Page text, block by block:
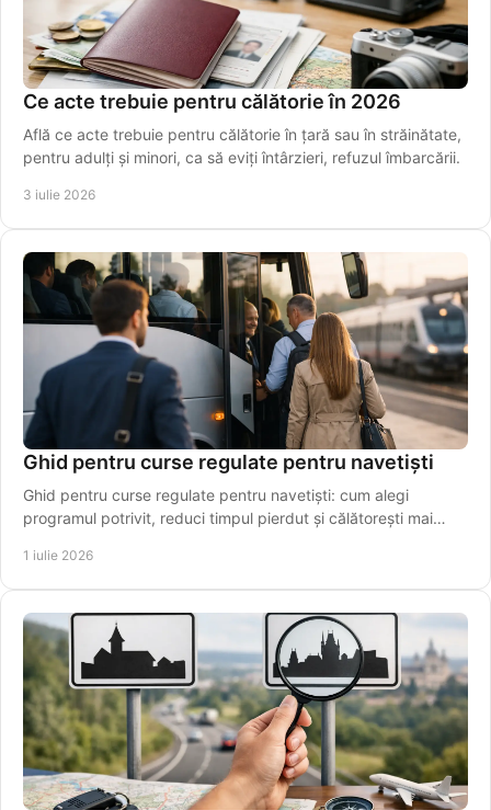
Ce acte trebuie pentru călătorie în 2026
Află ce acte trebuie pentru călătorie în țară sau în străinătate,
pentru adulți și minori, ca să eviți întârzieri, refuzul îmbarcării.
3 iulie 2026
Ghid pentru curse regulate pentru navetiști
Ghid pentru curse regulate pentru navetiști: cum alegi
programul potrivit, reduci timpul pierdut și călătorești mai
1 iulie 2026